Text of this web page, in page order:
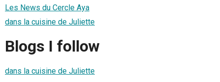
Les News du Cercle Aya
dans la cuisine de Juliette
Blogs I follow
dans la cuisine de Juliette